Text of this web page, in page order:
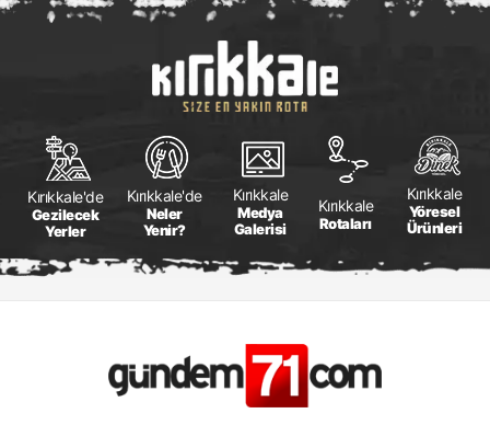
Kırıkkale'de
Gezilecek
Yerler
Kırıkkale'de
Neler
Yenir?
Kırıkkale
Medya
Galerisi
Kırıkkale
Rotaları
Kırıkkale
Yöresel
Ürünleri